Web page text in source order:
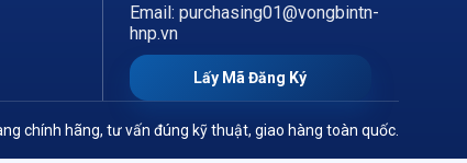
Email: purchasing01@vongbintn-
hnp.vn
Lấy Mã Đăng Ký
chính hãng, tư vấn đúng kỹ thuật, giao hàng toàn quốc.